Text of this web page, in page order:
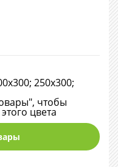
250х300;
чтобы
цвета